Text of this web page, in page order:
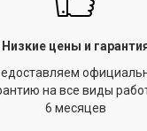
Низкие цены и
на все виды
6 месяцев